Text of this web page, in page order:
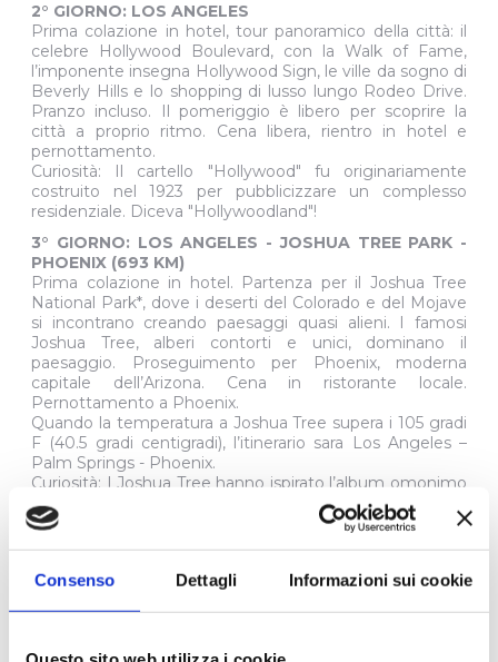
Consenso Dettagli Informazioni sui cookie
2° GIORNO: LOS ANGELES
Prima colazione in hotel, tour panoramico della città: il
celebre Hollywood Boulevard, con la Walk of Fame,
l’imponente insegna Hollywood Sign, le ville da sogno di
Beverly Hills e lo shopping di lusso lungo Rodeo Drive.
Pranzo incluso. Il pomeriggio è libero per scoprire la
città a proprio ritmo. Cena libera, rientro in hotel e
pernottamento.
Curiosità: Il cartello "Hollywood" fu originariamente
costruito nel 1923 per pubblicizzare un complesso
residenziale. Diceva "Hollywoodland"!
3° GIORNO: LOS ANGELES - JOSHUA TREE PARK -
PHOENIX (693 KM)
Prima colazione in hotel. Partenza per il Joshua Tree
National Park*, dove i deserti del Colorado e del Mojave
si incontrano creando paesaggi quasi alieni. I famosi
Joshua Tree, alberi contorti e unici, dominano il
paesaggio. Proseguimento per Phoenix, moderna
capitale dell’Arizona. Cena in ristorante locale.
Pernottamento a Phoenix.
Quando la temperatura a Joshua Tree supera i 105 gradi
F (40.5 gradi centigradi), l’itinerario sara Los Angeles –
Palm Springs - Phoenix.
Curiosità: I Joshua Tree hanno ispirato l’album omonimo
degli U2 del 1987, registrato proprio tra questi paesaggi
lunari.
4° GIORNO: PHOENIX - SEDONA - GRAND CANYON
(354 KM)
Phoenix → Sedona → Grand Canyon (354 km)